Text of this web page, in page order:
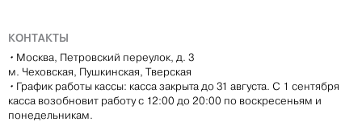
КОНТАКТЫ
• Москва, Петровский переулок, д. 3
м. Чеховская, Пушкинская, Тверская
• График работы кассы: касса закрыта до 31 августа. С 1 сентября
касса возобновит работу с 12:00 до 20:00 по воскресеньям и
понедельникам.